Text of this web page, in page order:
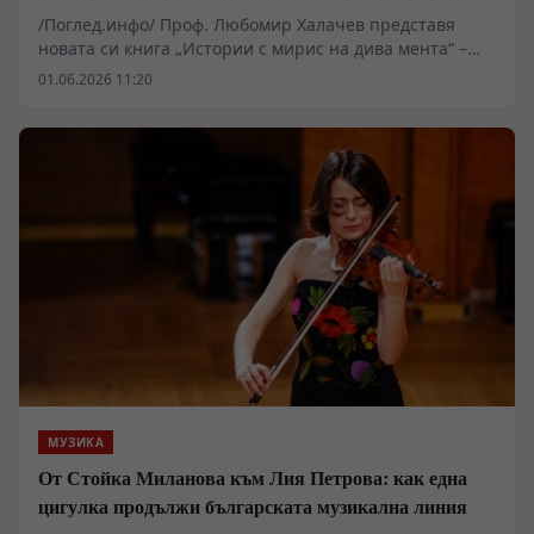
в центъра на разговора за човека
/Поглед.инфо/ Проф. Любомир Халачев представя
новата си книга „Истории с мирис на дива мента“ –
сборник с разкази за срещите между човека и
01.06.2026 11:20
МУЗИКА
От Стойка Миланова към Лия Петрова: как една
цигулка продължи българската музикална линия